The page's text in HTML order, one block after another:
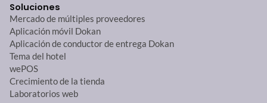
Soluciones
Mercado de múltiples proveedores
Aplicación móvil Dokan
Aplicación de conductor de entrega Dokan
Tema del hotel
wePOS
Crecimiento de la tienda
Laboratorios web